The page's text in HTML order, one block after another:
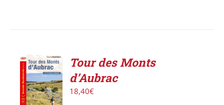
AJOUTER
AU
PANIER
/
Tour des Monts
d’Aubrac
18,40€